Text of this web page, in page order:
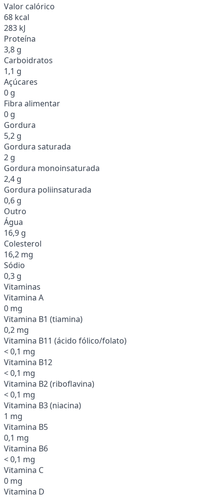
Valor calórico
68 kcal
283 kJ
Proteína
3,8 g
Carboidratos
1,1 g
Açúcares
0 g
Fibra alimentar
0 g
Gordura
5,2 g
Gordura saturada
2 g
Gordura monoinsaturada
2,4 g
Gordura poliinsaturada
0,6 g
Outro
Água
16,9 g
Colesterol
16,2 mg
Sódio
0,3 g
Vitaminas
Vitamina A
0 mg
Vitamina B1 (tiamina)
0,2 mg
Vitamina B11 (ácido fólico/folato)
< 0,1 mg
Vitamina B12
< 0,1 mg
Vitamina B2 (riboflavina)
< 0,1 mg
Vitamina B3 (niacina)
1 mg
Vitamina B5
0,1 mg
Vitamina B6
< 0,1 mg
Vitamina C
0 mg
Vitamina D